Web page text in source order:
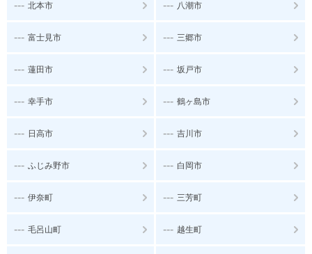
--- 北本市 --- 八潮市
--- 富士見市 --- 三郷市
--- 蓮田市 --- 坂戸市
--- 幸手市 --- 鶴ヶ島市
--- 日高市 --- 吉川市
--- ふじみ野市 --- 白岡市
--- 伊奈町 --- 三芳町
--- 毛呂山町 --- 越生町